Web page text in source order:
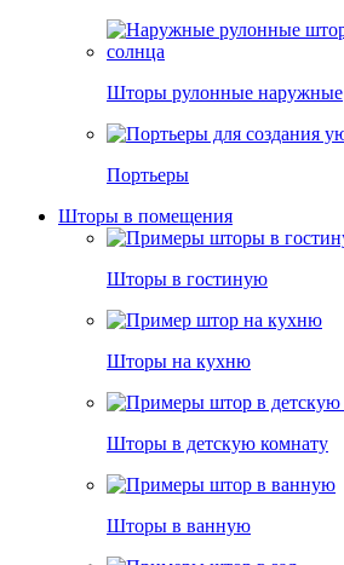
Шторы рулонные наружные
Портьеры
Шторы в помещения
Шторы в гостиную
Шторы на кухню
Шторы в детскую комнату
Шторы в ванную